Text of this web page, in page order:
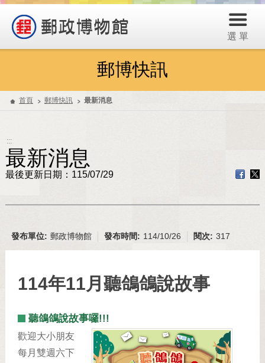
選 單
郵博快訊
首頁 郵博快訊 最新消息
:::
最新消息
最後更新日期：115/07/29
發布單位: 郵政博物館 發布時間: 114/10/26 閱次: 317
114年11月聽鴿鴿說故事
聽鴿鴿說故事囉!!!
歡迎大小朋友
每月雙週六下